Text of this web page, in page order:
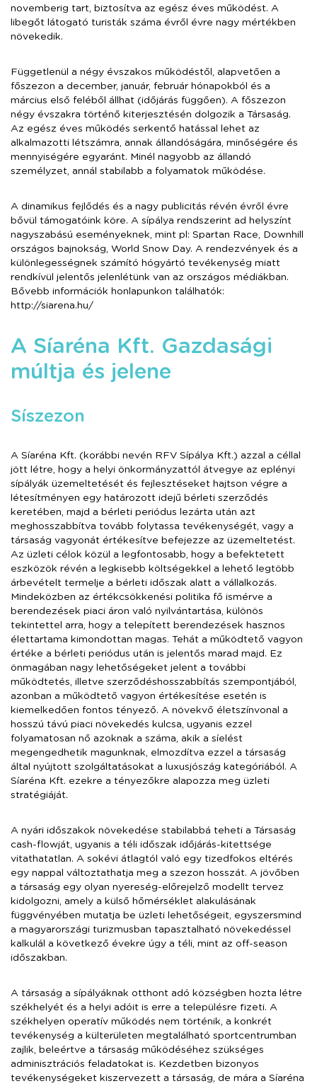
novemberig tart, biztosítva az egész éves működést. A
libegőt látogató turisták száma évről évre nagy mértékben
növekedik.
Függetlenül a négy évszakos működéstől, alapvetően a
főszezon a december, január, február hónapokból és a
március első feléből állhat (időjárás függően). A főszezon
négy évszakra történő kiterjesztésén dolgozik a Társaság.
Az egész éves működés serkentő hatással lehet az
alkalmazotti létszámra, annak állandóságára, minőségére és
mennyiségére egyaránt. Minél nagyobb az állandó
személyzet, annál stabilabb a folyamatok működése.
A dinamikus fejlődés és a nagy publicitás révén évről évre
bővül támogatóink köre. A sípálya rendszerint ad helyszínt
nagyszabású eseményeknek, mint pl: Spartan Race, Downhill
országos bajnokság, World Snow Day. A rendezvények és a
különlegességnek számító hógyártó tevékenység miatt
rendkívül jelentős jelenlétünk van az országos médiákban.
Bővebb információk honlapunkon találhatók:
http://siarena.hu/
A Síaréna Kft. Gazdasági
múltja és jelene
Síszezon
A Síaréna Kft. (korábbi nevén RFV Sípálya Kft.) azzal a céllal
jött létre, hogy a helyi önkormányzattól átvegye az eplényi
sípályák üzemeltetését és fejlesztéseket hajtson végre a
létesítményen egy határozott idejű bérleti szerződés
keretében, majd a bérleti periódus lezárta után azt
meghosszabbítva tovább folytassa tevékenységét, vagy a
társaság vagyonát értékesítve befejezze az üzemeltetést.
Az üzleti célok közül a legfontosabb, hogy a befektetett
eszközök révén a legkisebb költségekkel a lehető legtöbb
árbevételt termelje a bérleti időszak alatt a vállalkozás.
Mindeközben az értékcsökkenési politika fő ismérve a
berendezések piaci áron való nyilvántartása, különös
tekintettel arra, hogy a telepített berendezések hasznos
élettartama kimondottan magas. Tehát a működtető vagyon
értéke a bérleti periódus után is jelentős marad majd. Ez
önmagában nagy lehetőségeket jelent a további
működtetés, illetve szerződéshosszabbítás szempontjából,
azonban a működtető vagyon értékesítése esetén is
kiemelkedően fontos tényező. A növekvő életszínvonal a
hosszú távú piaci növekedés kulcsa, ugyanis ezzel
folyamatosan nő azoknak a száma, akik a síelést
megengedhetik magunknak, elmozdítva ezzel a társaság
által nyújtott szolgáltatásokat a luxusjószág kategóriából. A
Síaréna Kft. ezekre a tényezőkre alapozza meg üzleti
stratégiáját.
A nyári időszakok növekedése stabilabbá teheti a Társaság
cash-flowját, ugyanis a téli időszak időjárás-kitettsége
vitathatatlan. A sokévi átlagtól való egy tizedfokos eltérés
egy nappal változtathatja meg a szezon hosszát. A jövőben
a társaság egy olyan nyereség-előrejelző modellt tervez
kidolgozni, amely a külső hőmérséklet alakulásának
függvényében mutatja be üzleti lehetőségeit, egyszersmind
a magyarországi turizmusban tapasztalható növekedéssel
kalkulál a következő évekre úgy a téli, mint az off-season
időszakban.
A társaság a sípályáknak otthont adó községben hozta létre
székhelyét és a helyi adóit is erre a településre fizeti. A
székhelyen operatív működés nem történik, a konkrét
tevékenység a külterületen megtalálható sportcentrumban
zajlik, beleértve a társaság működéséhez szükséges
adminisztrációs feladatokat is. Kezdetben bizonyos
tevékenységeket kiszervezett a társaság, de mára a Síaréna